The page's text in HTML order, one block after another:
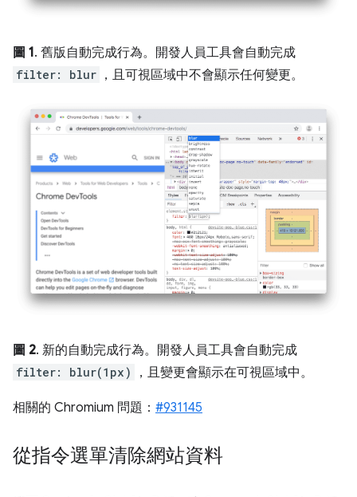
圖 1. 舊版自動完成行為。開發人員工具會自動完成
filter: blur ，且可視區域中不會顯示任何變更。
圖 2. 新的自動完成行為。開發人員工具會自動完成
filter: blur(1px) ，且變更會顯示在可視區域中。
相關的 Chromium 問題： #931145
從指令選單清除網站資料